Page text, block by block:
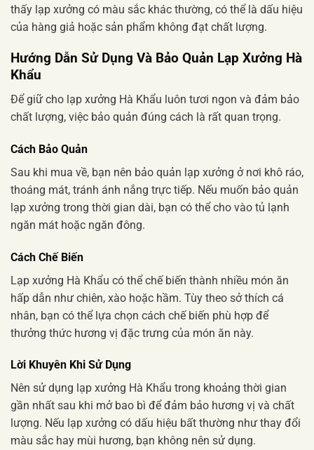
thấy lạp xưởng có màu sắc khác thường, có thể là dấu hiệu
của hàng giả hoặc sản phẩm không đạt chất lượng.
Hướng Dẫn Sử Dụng Và Bảo Quản Lạp Xưởng Hà
Khẩu
Để giữ cho lạp xưởng Hà Khẩu luôn tươi ngon và đảm bảo
chất lượng, việc bảo quản đúng cách là rất quan trọng.
Cách Bảo Quản
Sau khi mua về, bạn nên bảo quản lạp xưởng ở nơi khô ráo,
thoáng mát, tránh ánh nắng trực tiếp. Nếu muốn bảo quản
lạp xưởng trong thời gian dài, bạn có thể cho vào tủ lạnh
ngăn mát hoặc ngăn đông.
Cách Chế Biến
Lạp xưởng Hà Khẩu có thể chế biến thành nhiều món ăn
hấp dẫn như chiên, xào hoặc hầm. Tùy theo sở thích cá
nhân, bạn có thể lựa chọn cách chế biến phù hợp để
thưởng thức hương vị đặc trưng của món ăn này.
Lời Khuyên Khi Sử Dụng
Nên sử dụng lạp xưởng Hà Khẩu trong khoảng thời gian
gần nhất sau khi mở bao bì để đảm bảo hương vị và chất
lượng. Nếu lạp xưởng có dấu hiệu bất thường như thay đổi
màu sắc hay mùi hương, bạn không nên sử dụng.